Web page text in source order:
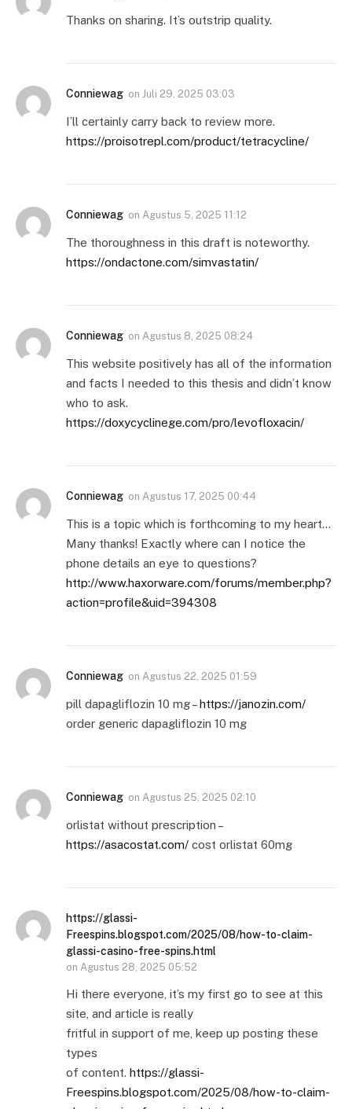
Thanks on sharing. It’s outstrip quality.
Conniewag on Juli 29, 2025 03:03
I’ll certainly carry back to review more.
https://proisotrepl.com/product/tetracycline/
Conniewag on Agustus 5, 2025 11:12
The thoroughness in this draft is noteworthy.
https://ondactone.com/simvastatin/
Conniewag on Agustus 8, 2025 08:24
This website positively has all of the information
and facts I needed to this thesis and didn’t know
who to ask.
https://doxycyclinege.com/pro/levofloxacin/
Conniewag on Agustus 17, 2025 00:44
This is a topic which is forthcoming to my heart…
Many thanks! Exactly where can I notice the
phone details an eye to questions?
http://www.haxorware.com/forums/member.php?
action=profile&uid=394308
Conniewag on Agustus 22, 2025 01:59
pill dapagliflozin 10 mg –https://janozin.com/
order generic dapagliflozin 10 mg
Conniewag on Agustus 25, 2025 02:10
orlistat without prescription –
https://asacostat.com/ cost orlistat 60mg
https://glassi-
Freespins.blogspot.com/2025/08/how-to-claim-
glassi-casino-free-spins.html
on Agustus 28, 2025 05:52
Hi there everyone, it’s my first go to see at this
site, and article is really
fritful in support of me, keep up posting these
types
of content. https://glassi-
Freespins.blogspot.com/2025/08/how-to-claim-